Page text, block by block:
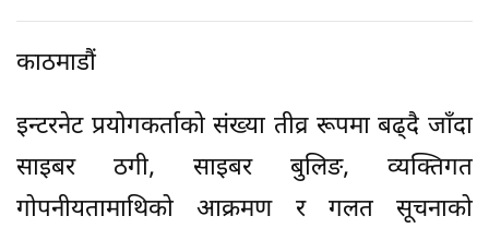
काठमाडौं
इन्टरनेट प्रयोगकर्ताको संख्या तीव्र रूपमा बढ्दै जाँदा
साइबर ठगी, साइबर बुलिङ, व्यक्तिगत
गोपनीयतामाथिको आक्रमण र गलत सूचनाको